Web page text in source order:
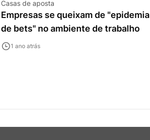
Casas de aposta
Empresas se queixam de "epidemia
de bets" no ambiente de trabalho
1 ano atrás